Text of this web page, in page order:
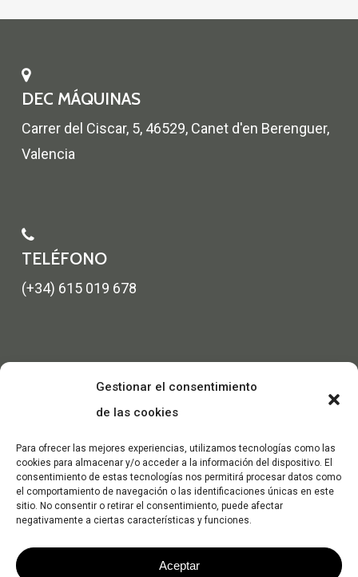
Gestionar el consentimiento
de las cookies
Para ofrecer las mejores experiencias, utilizamos tecnologías como las
cookies para almacenar y/o acceder a la información del dispositivo. El
consentimiento de estas tecnologías nos permitirá procesar datos como
el comportamiento de navegación o las identificaciones únicas en este
sitio. No consentir o retirar el consentimiento, puede afectar
negativamente a ciertas características y funciones.
Aceptar
DEC MÁQUINAS
Carrer del Ciscar, 5, 46529, Canet d'en Berenguer,
Valencia
TELÉFONO
(+34) 615 019 678